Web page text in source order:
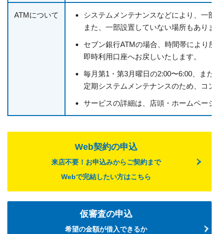
ATMについて
システムメンテナンスなどにより、一
また、一部設置していない場所もありま
セブン銀行ATMの場合、時間帯により
即時利用口座へお戻しいたします。
毎月第1・第3月曜日の2:00〜6:00、また
定期システムメンテナンスのため、コ
サービスの詳細は、店頭・ホームページ
Web契約の申込
来店不要！お申込みからご契約まで
Webで完結したい方はこちら
仮審査の申込
希望の金額が借入できるか